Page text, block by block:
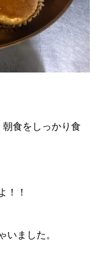
食をしっかり食
！！
いました。